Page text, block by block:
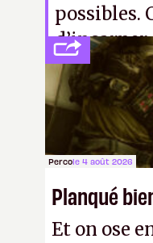
possibles.
c’est
Percole 4 août 2026
Planqué
Et on ose